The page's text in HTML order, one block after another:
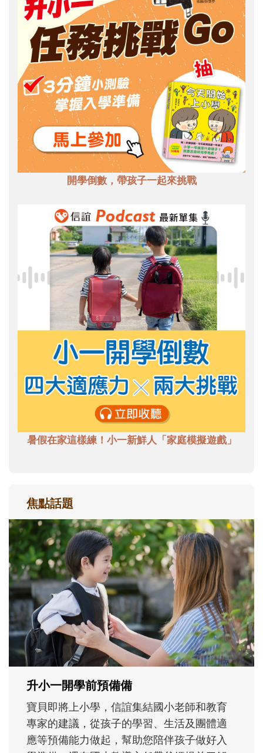
開學倒數，帶孩子一起來挑戰
暑假在家這樣練！小一新鮮人「家庭模擬遊戲」
焦點話題
和孩子一起長大的那個男人│讀懂父親的
不同模樣
沒有人天生就擅長當爸爸！男人總是在一次
次「前所未有」的體驗中，跟著孩子一起長
大。從給予安全感的肢體遊戲，到獨立自
主、角色認同及解決問題的能力養成。爸爸
正嘗試用不同的模樣，參與孩子每個重要的